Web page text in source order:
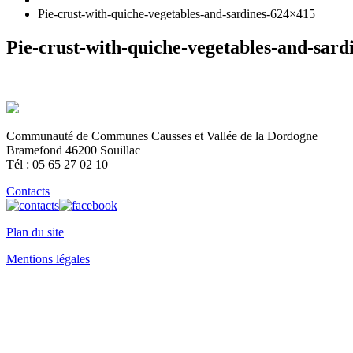
Pie-crust-with-quiche-vegetables-and-sardines-624×415
Pie-crust-with-quiche-vegetables-and-
Communauté de Communes Causses et Vallée de la Dordogne
Bramefond 46200 Souillac
Tél : 05 65 27 02 10
Contacts
Plan du site
Mentions légales